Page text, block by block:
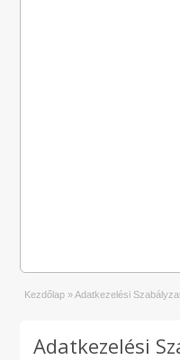
Kezdőlap » Adatkezelési
Adatkezelési